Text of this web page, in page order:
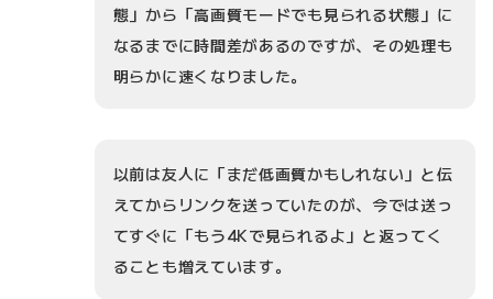
態」から「高画質モードでも見られる状態」に
なるまでに時間差があるのですが、その処理も
明らかに速くなりました。
以前は友人に「まだ低画質かもしれない」と伝
えてからリンクを送っていたのが、今では送っ
てすぐに「もう4Kで見られるよ」と返ってく
ることも増えています。